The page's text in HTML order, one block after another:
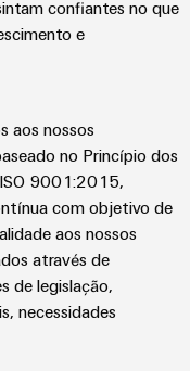
confiantes no que
e
aos nossos
no Princípio dos
9001:2015,
com objetivo de
aos nossos
através de
de legislação,
necessidades